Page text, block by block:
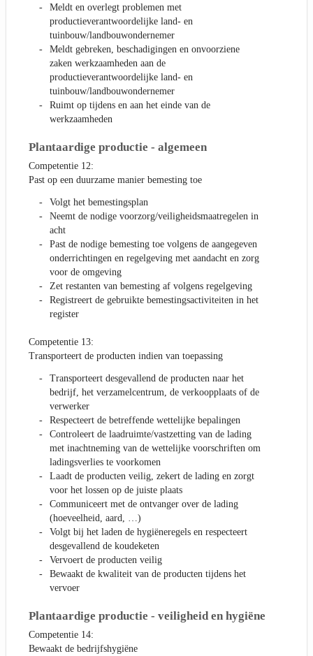
Meldt en overlegt problemen met
productieverantwoordelijke land- en
tuinbouw/landbouwondernemer
Meldt gebreken, beschadigingen en onvoorziene
zaken werkzaamheden aan de
productieverantwoordelijke land- en
tuinbouw/landbouwondernemer
Ruimt op tijdens en aan het einde van de
werkzaamheden
Plantaardige productie - algemeen
Competentie 12:
Past op een duurzame manier bemesting toe
Volgt het bemestingsplan
Neemt de nodige voorzorg/veiligheidsmaatregelen in
acht
Past de nodige bemesting toe volgens de aangegeven
onderrichtingen en regelgeving met aandacht en zorg
voor de omgeving
Zet restanten van bemesting af volgens regelgeving
Registreert de gebruikte bemestingsactiviteiten in het
register
Competentie 13:
Transporteert de producten indien van toepassing
Transporteert desgevallend de producten naar het
bedrijf, het verzamelcentrum, de verkoopplaats of de
verwerker
Respecteert de betreffende wettelijke bepalingen
Controleert de laadruimte/vastzetting van de lading
met inachtneming van de wettelijke voorschriften om
ladingsverlies te voorkomen
Laadt de producten veilig, zekert de lading en zorgt
voor het lossen op de juiste plaats
Communiceert met de ontvanger over de lading
(hoeveelheid, aard, …)
Volgt bij het laden de hygiëneregels en respecteert
desgevallend de koudeketen
Vervoert de producten veilig
Bewaakt de kwaliteit van de producten tijdens het
vervoer
Plantaardige productie - veiligheid en hygiëne
Competentie 14:
Bewaakt de bedrijfshygiëne